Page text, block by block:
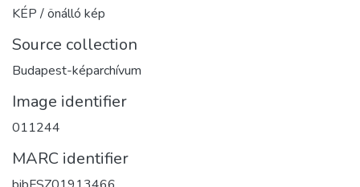
KÉP / önálló kép
Source collection
Budapest-képarchívum
Image identifier
011244
MARC identifier